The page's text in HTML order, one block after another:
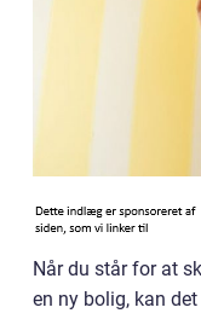
Når du står for at
en ny bolig, kan